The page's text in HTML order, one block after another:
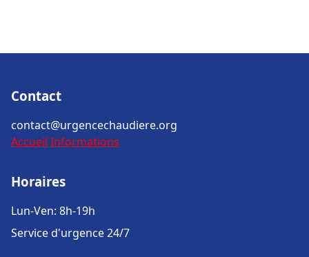
Contact
contact@urgencechaudiere.org
Accueil Informations
Horaires
Lun-Ven: 8h-19h
Service d'urgence 24/7